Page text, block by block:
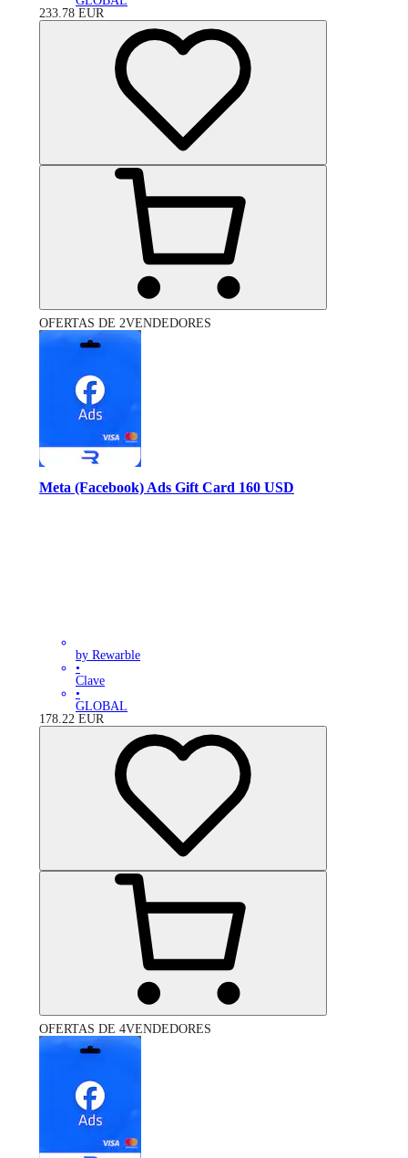
233.78 EUR
OFERTAS DE 2VENDEDORES
Meta (Facebook) Ads Gift Card 160 USD
by Rewarble
•
Clave
•
GLOBAL
178.22 EUR
OFERTAS DE 4VENDEDORES